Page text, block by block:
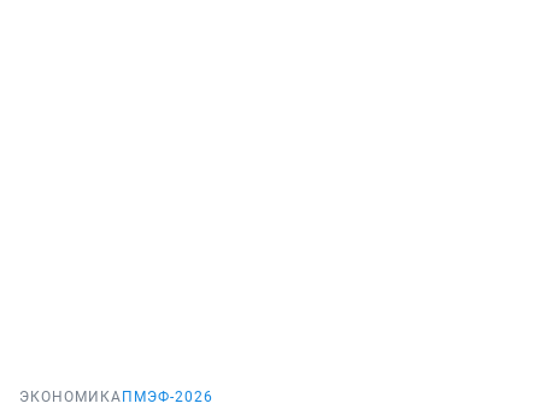
ЭКОНОМИКА ПМЭФ-2026